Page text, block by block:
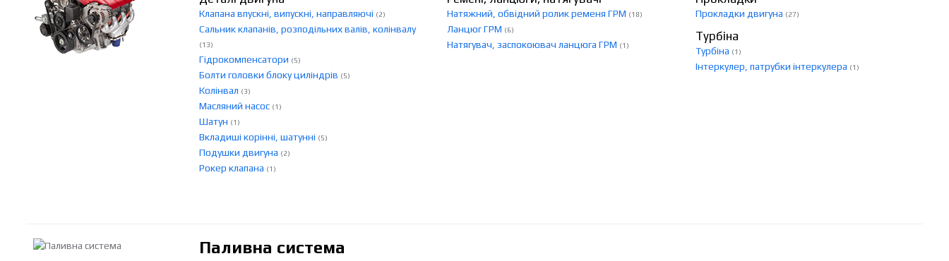
Клапана впускні, випускні, направляючі (2)
Сальник клапанів, розподільних валів, колінвалу
(13)
Гідрокомпенсатори (5)
Болти головки блоку циліндрів (5)
Колінвал (3)
Масляний насос (1)
Шатун (1)
Вкладиші корінні, шатунні (5)
Подушки двигуна (2)
Рокер клапана (1)
Натяжний, обвідний ролик ременя ГРМ (18)
Ланцюг ГРМ (6)
Натягувач, заспокоювач ланцюга ГРМ (1)
Прокладки двигуна (27)
Турбіна
Турбіна (1)
Інтеркулер, патрубки інтеркулера (1)
Паливна система